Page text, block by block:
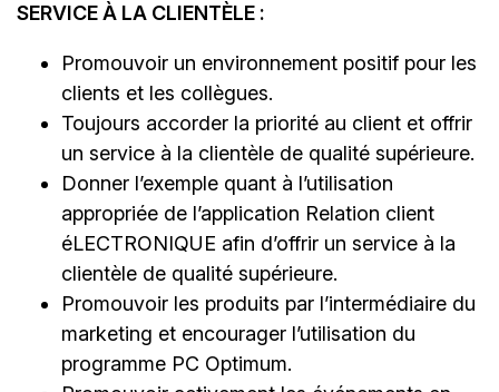
SERVICE À LA CLIENTÈLE :
Promouvoir un environnement positif pour les
clients et les collègues.
Toujours accorder la priorité au client et offrir
un service à la clientèle de qualité supérieure.
Donner l’exemple quant à l’utilisation
appropriée de l’application Relation client
éLECTRONIQUE afin d’offrir un service à la
clientèle de qualité supérieure.
Promouvoir les produits par l’intermédiaire du
marketing et encourager l’utilisation du
programme PC Optimum.